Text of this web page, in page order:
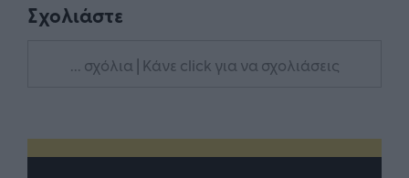
Σχολιάστε
... σχόλια | Κάνε click για να σχολιάσεις